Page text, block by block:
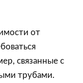
от
связанные с
трубами.